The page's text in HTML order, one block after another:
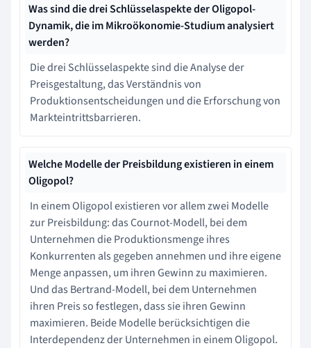
Was sind die drei Schlüsselaspekte der Oligopol-
Dynamik, die im Mikroökonomie-Studium analysiert
werden?
Die drei Schlüsselaspekte sind die Analyse der
Preisgestaltung, das Verständnis von
Produktionsentscheidungen und die Erforschung von
Markteintrittsbarrieren.
Welche Modelle der Preisbildung existieren in einem
Oligopol?
In einem Oligopol existieren vor allem zwei Modelle
zur Preisbildung: das Cournot-Modell, bei dem
Unternehmen die Produktionsmenge ihres
Konkurrenten als gegeben annehmen und ihre eigene
Menge anpassen, um ihren Gewinn zu maximieren.
Und das Bertrand-Modell, bei dem Unternehmen
ihren Preis so festlegen, dass sie ihren Gewinn
maximieren. Beide Modelle berücksichtigen die
Interdependenz der Unternehmen in einem Oligopol.